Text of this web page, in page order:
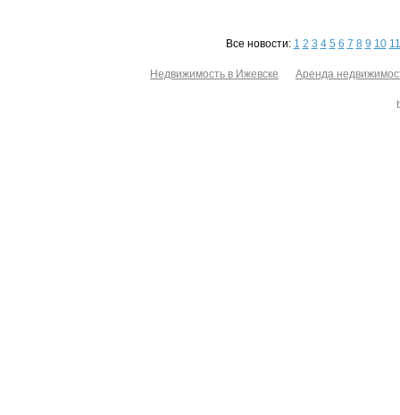
Все новости: 1 2 3 4 5 6 7 8 9 10 11
Недвижимость в Ижевске Аренда